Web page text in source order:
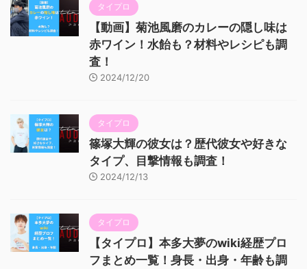
タイプロ
【動画】菊池風磨のカレーの隠し味は
赤ワイン！水飴も？材料やレシピも調
査！
2024/12/20
タイプロ
篠塚大輝の彼女は？歴代彼女や好きな
タイプ、目撃情報も調査！
2024/12/13
タイプロ
【タイプロ】本多大夢のwiki経歴プロ
フまとめ一覧！身長・出身・年齢も調